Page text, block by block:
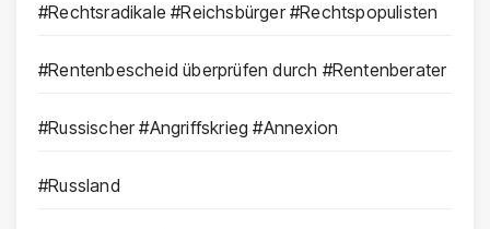
#Rechtsradikale #Reichsbürger #Rechtspopulisten
#Rentenbescheid überprüfen durch #Rentenberater
#Russischer #Angriffskrieg #Annexion
#Russland